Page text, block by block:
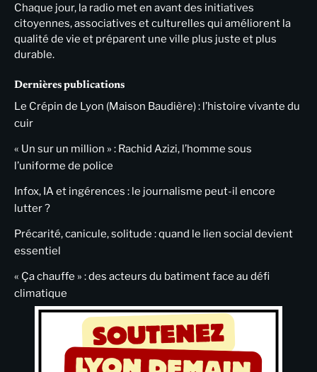
Chaque jour, la radio met en avant des initiatives
citoyennes, associatives et culturelles qui améliorent la
qualité de vie et préparent une ville plus juste et plus
durable.
Dernières publications
Le Crépin de Lyon (Maison Baudière) : l’histoire vivante du
cuir
« Un sur un million » : Rachid Azizi, l’homme sous
l’uniforme de police
Infox, IA et ingérences : le journalisme peut-il encore
lutter ?
Précarité, canicule, solitude : quand le lien social devient
essentiel
« Ça chauffe » : des acteurs du batiment face au défi
climatique